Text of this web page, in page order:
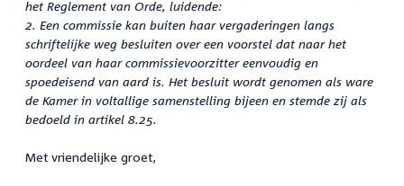
het Reglement van Orde, luidende:
2. Een commissie kan buiten haar vergaderingen langs
schriftelijke weg besluiten over een voorstel dat naar het
oordeel van haar commissievoorzitter eenvoudig en
spoedeisend van aard is. Het besluit wordt genomen als ware
de Kamer in voltallige samenstelling bijeen en stemde zij als
bedoeld in artikel 8.25.
Met vriendelijke groet,